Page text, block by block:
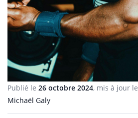
Publié le 26 octobre 2024, mis à jour le
Michaël Galy